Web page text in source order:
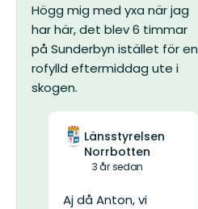
Högg mig med yxa när jag
har här, det blev 6 timmar
på Sunderbyn istället för en
rofylld eftermiddag ute i
skogen.
Länsstyrelsen
Norrbotten
3 år sedan
Aj då Anton, vi